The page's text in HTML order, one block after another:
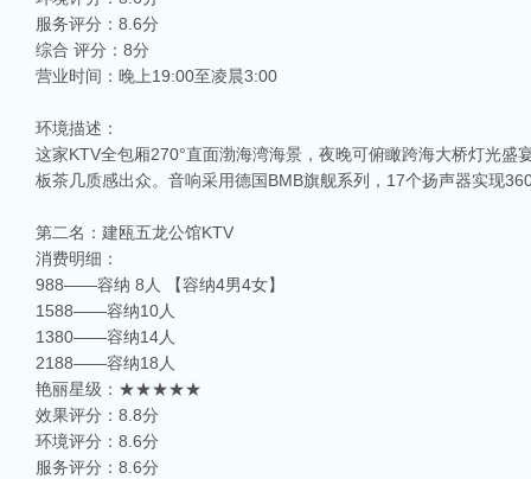
服务评分：8.6分
综合 评分：8分
营业时间：晚上19:00至凌晨3:00
环境描述：
这家KTV全包厢270°直面渤海湾海景，夜晚可俯瞰跨海大桥灯光
板茶几质感出众。音响采用德国BMB旗舰系列，17个扬声器实现
第二名：建瓯五龙公馆KTV
消费明细：
988——容纳 8人 【容纳4男4女】
1588——容纳10人
1380——容纳14人
2188——容纳18人
艳丽星级：★★★★★
效果评分：8.8分
环境评分：8.6分
服务评分：8.6分